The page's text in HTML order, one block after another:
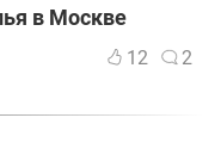
в Москве
12 2